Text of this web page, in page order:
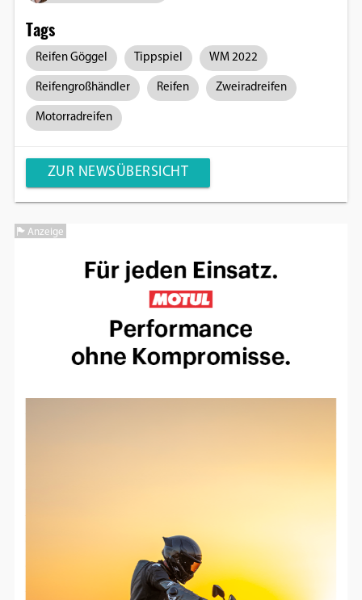
Tags
Reifen Göggel Tippspiel WM 2022
Reifengroßhändler Reifen Zweiradreifen
Motorradreifen
ZUR NEWSÜBERSICHT
Anzeige